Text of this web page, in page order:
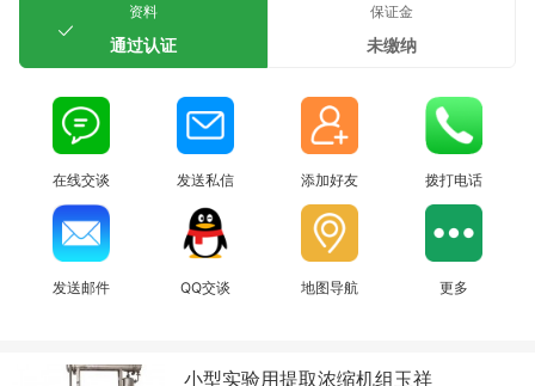
资料
通过认证
保证金
未缴纳
在线交谈 发送私信 添加好友 拨打电话
发送邮件 QQ交谈 地图导航 更多
小型实验用提取浓缩机组玉祥